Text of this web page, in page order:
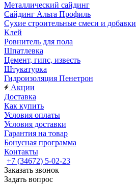
Металлический сайдинг
Сайдинг Альта Профиль
Сухие строительные смеси и добавки
Клей
Ровнитель для пола
Шпатлевка
Цемент, гипс, известь
Штукатурка
Гидроизоляция Пенетрон
Акции
Доставка
Как купить
Условия оплаты
Условия доставки
Гарантия на товар
Бонусная программа
Контакты
+7 (34672) 5-02-23
Заказать звонок
Задать вопрос